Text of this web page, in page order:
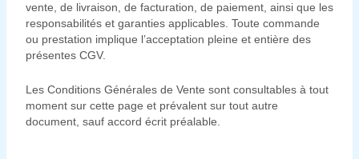
vente, de livraison, de facturation, de paiement, ainsi que les
responsabilités et garanties applicables. Toute commande
ou prestation implique l’acceptation pleine et entière des
présentes CGV.
Les Conditions Générales de Vente sont consultables à tout
moment sur cette page et prévalent sur tout autre
document, sauf accord écrit préalable.